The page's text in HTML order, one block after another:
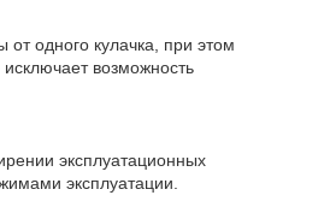
одного кулачка, при этом
возможность
эксплуатационных
эксплуатации.